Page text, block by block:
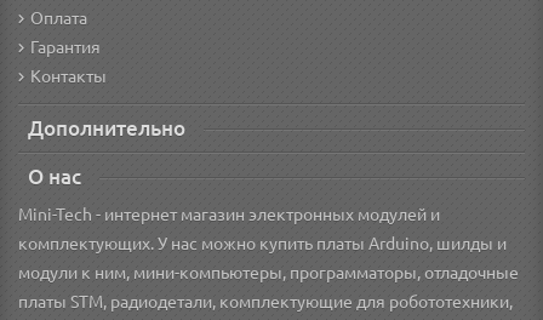
Оплата
Гарантия
Контакты
Дополнительно
О нас
Mini-Tech - интернет магазин электронных модулей и
комплектующих. У нас можно купить платы Arduino, шилды и
модули к ним, мини-компьютеры, программаторы, отладочные
платы STM, радиодетали, комплектующие для робототехники,